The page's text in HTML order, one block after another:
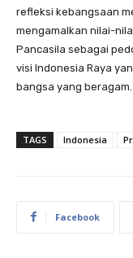
refleksi kebangsaan
mengamalkan nilai-
Pancasila sebagai
visi Indonesia Raya
bangsa yang beragam.
TAGS Indonesia
Facebook